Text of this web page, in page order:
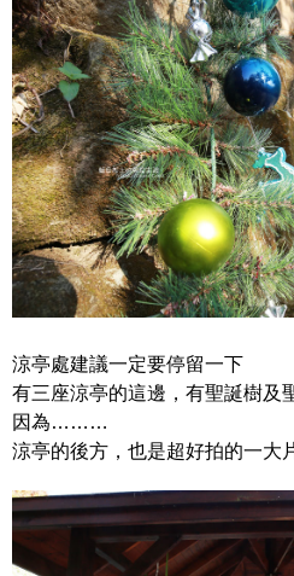
涼亭處建議一定要停留一下
有三座涼亭的這邊，有聖誕樹及
因為………
涼亭的後方，也是超好拍的一大